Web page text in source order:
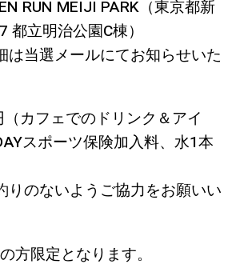
RUN MEIJI PARK（東京都新
立明治公園C棟）
は当選メールにてお知らせいた
カフェでのドリンク＆アイ
スポーツ保険加入料、水1本
りのないようご協力をお願いい
方限定となります。